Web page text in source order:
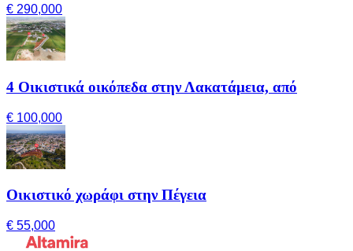
€ 290,000
4 Οικιστικά οικόπεδα στην Λακατάμεια, από
€ 100,000
Οικιστικό χωράφι στην Πέγεια
€ 55,000